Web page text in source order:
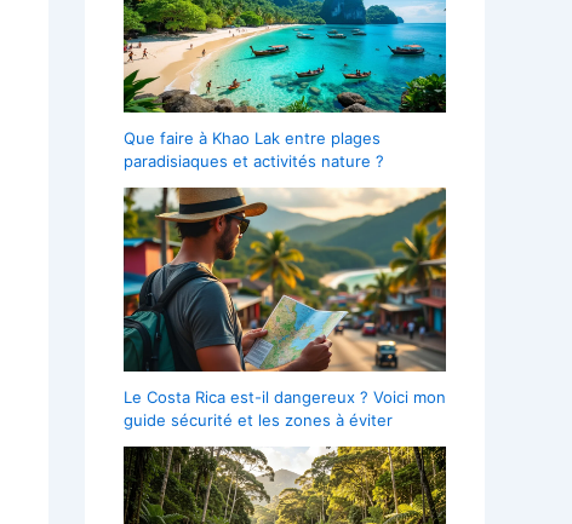
Que faire à Khao Lak entre plages
paradisiaques et activités nature ?
Le Costa Rica est-il dangereux ? Voici mon
guide sécurité et les zones à éviter